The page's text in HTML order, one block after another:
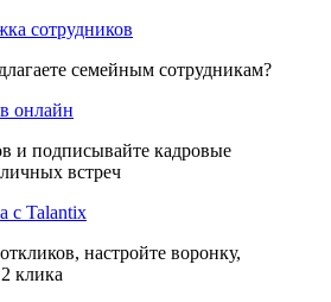
сотрудников
семейным сотрудникам?
онлайн
и подписывайте кадровые
встреч
с Talantix
настройте воронку,
клика